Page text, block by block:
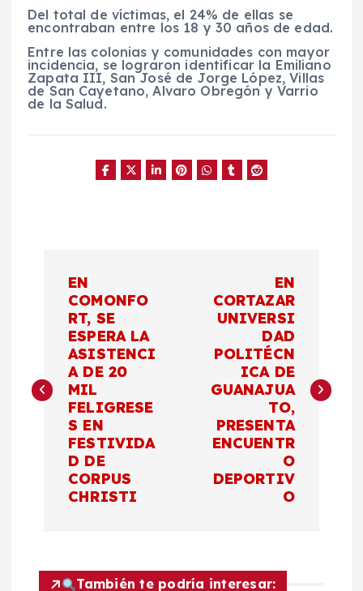
Del total de víctimas, el 24% de ellas se
encontraban entre los 18 y 30 años de edad.
Entre las colonias y comunidades con mayor
incidencia, se lograron identificar la Emiliano
Zapata III, San José de Jorge López, Villas
de San Cayetano, Alvaro Obregón y Varrio
de la Salud.
e
EN
COMONFO
RT, SE
ESPERA LA
ASISTENCI
A DE 20
MIL
FELIGRESE
S EN
FESTIVIDA
D DE
CORPUS
CHRISTI
EN
CORTAZAR
UNIVERSI
DAD
POLITÉCN
ICA DE
GUANAJUA
TO,
PRESENTA
ENCUENTR
O
DEPORTIV
O
También te podría interesar: